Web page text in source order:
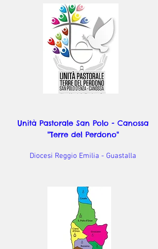
Unità Pastorale San Polo - Canossa
"Terre del Perdono"
Diocesi Reggio Emilia - Guastalla